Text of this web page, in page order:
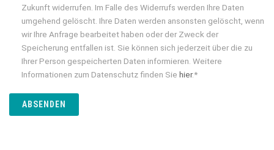
Zukunft widerrufen. Im Falle des Widerrufs werden Ihre Daten
umgehend gelöscht. Ihre Daten werden ansonsten gelöscht, wenn
wir Ihre Anfrage bearbeitet haben oder der Zweck der
Speicherung entfallen ist. Sie können sich jederzeit über die zu
Ihrer Person gespeicherten Daten informieren. Weitere
Informationen zum Datenschutz finden Sie hier.*
ABSENDEN